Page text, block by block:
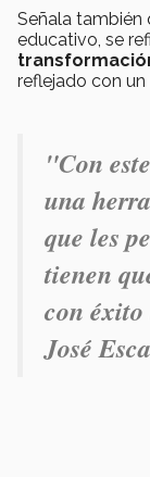
Señala también
educativo, se
reflejado con
"Con
una
que les
tienen
con
José